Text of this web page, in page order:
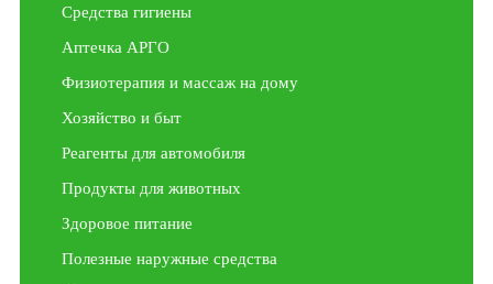
Средства гигиены
Аптечка АРГО
Физиотерапия и массаж на дому
Хозяйство и быт
Реагенты для автомобиля
Продукты для животных
Здоровое питание
Полезные наружные средства